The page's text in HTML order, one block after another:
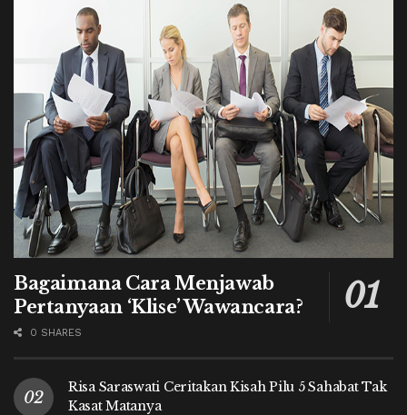
Bagaimana Cara Menjawab
Pertanyaan ‘Klise’ Wawancara?
0 SHARES
Risa Saraswati Ceritakan Kisah Pilu 5 Sahabat Tak
Kasat Matanya